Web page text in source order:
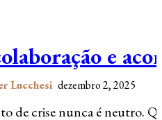
e
Lucchesi dezembro 2, 2025
de crise nunca é neutro.